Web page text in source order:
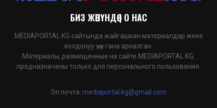
БИЗ ЖӨНҮНДӨ | О НАС
MEDIAPORTAL.KG сайтында жайгашкан материалдар жеке
колдонуу үчүн гана арналган.
Материалы, размещенные на сайте MEDIAPORTAL.KG,
предназначены только для персонального пользования.
Эл.почта: mediaportal.kg@gmail.com